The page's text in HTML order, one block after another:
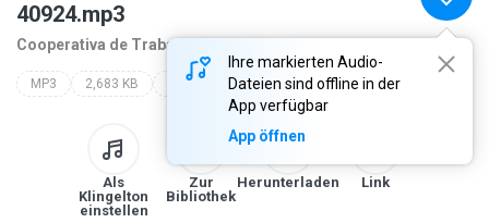
Ihre markierten Audio-
Dateien sind offline in der
App verfügbar
App öffnen
40924.mp3
Cooperativa de Traba
MP3 2,683 KB Blues
Als
Klingelton
einstellen
Zur
Bibliothek
Herunterladen Link